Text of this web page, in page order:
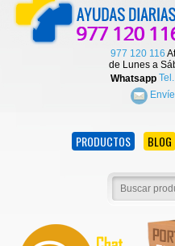
977 120 116
de Lunes a
Whatsapp
PRODUCTOS BLOG